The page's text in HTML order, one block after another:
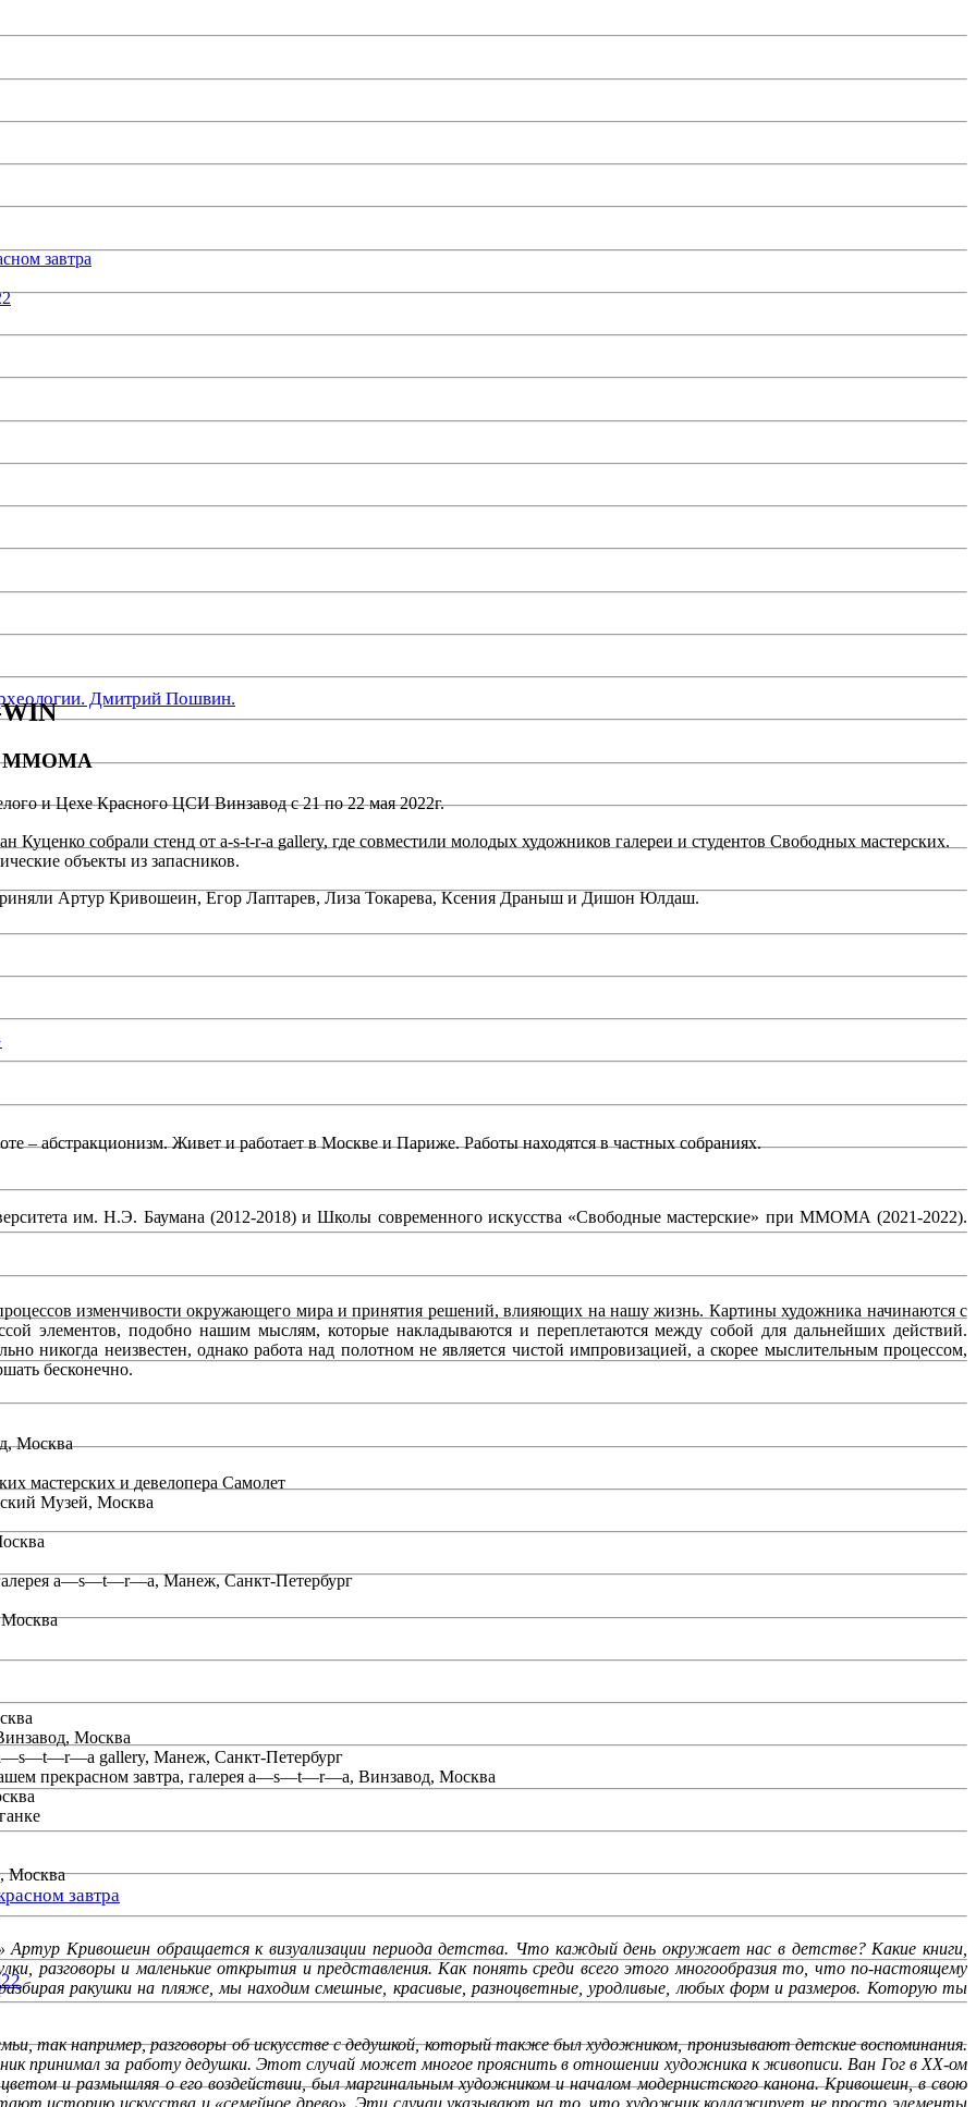
Дмитрий Пошвин.
завтра
завтра
WIN
ММОМА
и Цехе Красного ЦСИ Винзавод с 21 по 22 мая 2022г.
собрали стенд от a-s-t-r-a gallery, где совместили молодых художников галереи и студентов Свободных мастерских.
объекты из запасников.
Артур Кривошеин, Егор Лаптарев, Лиза Токарева, Ксения Драныш и Дишон Юлдаш.
– абстракционизм. Живет и работает в Москве и Париже. Работы находятся в частных собраниях.
им. Н.Э. Баумана (2012-2018) и Школы современного искусства «Свободные мастерские» при ММОМА (2021-2022).
изменчивости окружающего мира и принятия решений, влияющих на нашу жизнь. Картины художника начинаются с
элементов, подобно нашим мыслям, которые накладываются и переплетаются между собой для дальнейших действий.
никогда неизвестен, однакоработа над полотном не является чистой импровизацией, а скорее мыслительным процессом,
бесконечно.
Москва
мастерских и девелопера Самолет
Музей, Москва
галерея a—s—t—r—a, Манеж, Санкт-Петербург
Москва
a—s—t—r—a gallery, Манеж, Санкт-Петербург
прекрасном завтра, галерея a—s—t—r—a, Винзавод, Москва
Москва
Артур Кривошеин обращается к визуализации периода детства. Что каждый день окружает нас в детстве? Какие книги,
разговоры и маленькие открытия и представления. Как понять среди всего этого многообразия то, что по-настоящему
ракушки на пляже, мы находим смешные, красивые, разноцветные, уродливые, любых форм и размеров. Которую ты
так например, разговоры об искусстве с дедушкой, который также был художником, пронизывают детские воспоминания.
принимал за работу дедушки. Этот случай может многое прояснить в отношении художника к живописи. Ван Гог в XX-ом
и размышляя о его воздействии, был маргинальным художником и началом модернистского канона. Кривошеин, в свою
историю искусства и «семейное древо». Эти случаи указывают на то, что художник коллажирует не просто элементы